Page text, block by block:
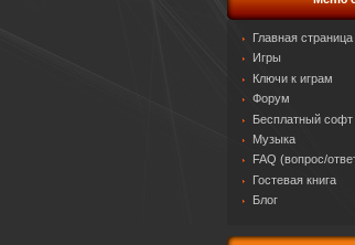
Главная страница
Игры
Ключи к играм
Форум
Бесплатный софт
Музыка
FAQ (вопрос/
Гостевая книга
Блог